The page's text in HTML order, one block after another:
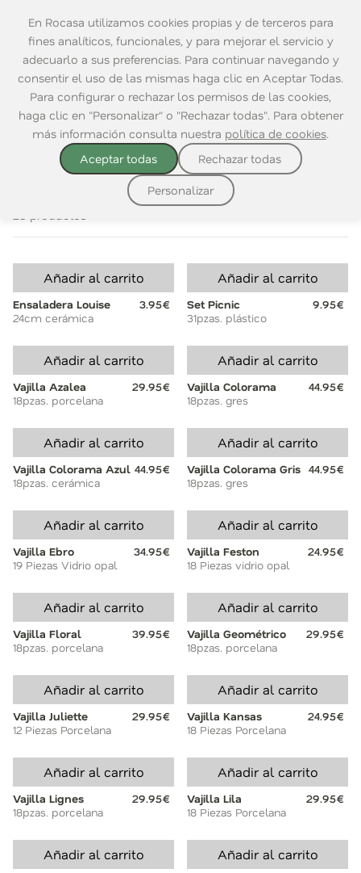
En Rocasa utilizamos cookies propias y de terceros para
fines analíticos, funcionales, y para mejorar el servicio y
adecuarlo a sus preferencias. Para continuar navegando y
consentir el uso de las mismas haga clic en Aceptar Todas.
Para configurar o rechazar los permisos de las cookies,
haga clic en "Personalizar" o "Rechazar todas". Para obtener
más información consulta nuestra política de cookies.
Aceptar todas
Rechazar todas
Personalizar
Home Mesa |Para Comer |Vajillas
VER TODO VAJILLAS PLATOS ENSALADERAS BOWLS
Ordenar por:
28 productos
Añadir al carrito
Ensaladera Louise
3.95€
24cm cerámica
Añadir al carrito
Set Picnic
9.95€
31pzas. plástico
Añadir al carrito
Vajilla Azalea
29.95€
18pzas. porcelana
Añadir al carrito
Vajilla Colorama
44.95€
18pzas. gres
Añadir al carrito
Vajilla Colorama Azul 44.95€
18pzas. cerámica
Añadir al carrito
Vajilla Colorama Gris
44.95€
18pzas. gres
Añadir al carrito
Vajilla Ebro
34.95€
19 Piezas Vidrio opal
Añadir al carrito
Vajilla Feston
24.95€
18 Piezas vidrio opal
Añadir al carrito
Vajilla Floral
39.95€
18pzas. porcelana
Añadir al carrito
Vajilla Geométrico
29.95€
18pzas. porcelana
Añadir al carrito
Vajilla Juliette
29.95€
12 Piezas Porcelana
Añadir al carrito
Vajilla Kansas
24.95€
18 Piezas Porcelana
Añadir al carrito
Vajilla Lignes
29.95€
18pzas. porcelana
Añadir al carrito
Vajilla Lila
29.95€
18 Piezas Porcelana
Añadir al carrito Añadir al carrito